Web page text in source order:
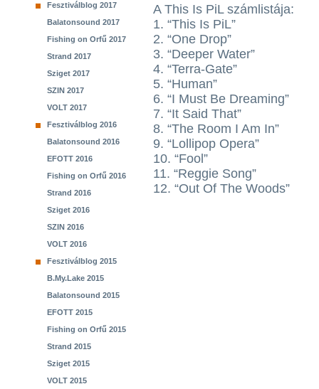
Fesztiválblog 2017
Balatonsound 2017
Fishing on Orfű 2017
Strand 2017
Sziget 2017
SZIN 2017
VOLT 2017
Fesztiválblog 2016
Balatonsound 2016
EFOTT 2016
Fishing on Orfű 2016
Strand 2016
Sziget 2016
SZIN 2016
VOLT 2016
Fesztiválblog 2015
B.My.Lake 2015
Balatonsound 2015
EFOTT 2015
Fishing on Orfű 2015
Strand 2015
Sziget 2015
VOLT 2015
A This Is PiL számlistája:
1. “This Is PiL”
2. “One Drop”
3. “Deeper Water”
4. “Terra-Gate”
5. “Human”
6. “I Must Be Dreaming”
7. “It Said That”
8. “The Room I Am In”
9. “Lollipop Opera”
10. “Fool”
11. “Reggie Song”
12. “Out Of The Woods”